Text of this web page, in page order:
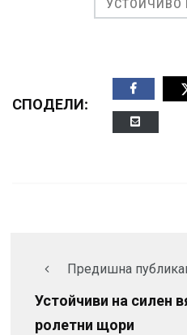
УСТОЙЧИВО
СПОДЕЛИ:
Предишна
Устойчиви на силен
ролетни щори